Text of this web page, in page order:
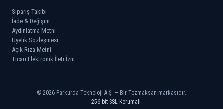
Sipariş Takibi
İade & Değişim
Aydınlatma Metni
Üyelik Sözleşmesi
Açık Rıza Metni
Ticari Elektronik İleti İzni
© 2026 Parkurda Teknoloji A.Ş. — Bir Tezmaksan markasıdır.
256-bit SSL Korumalı